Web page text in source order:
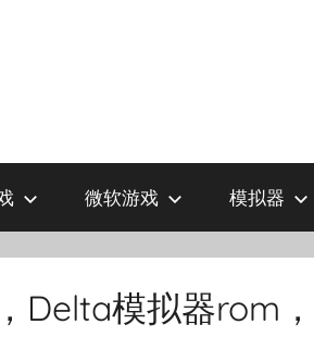
微软游戏 模拟器
Delta模拟器rom，